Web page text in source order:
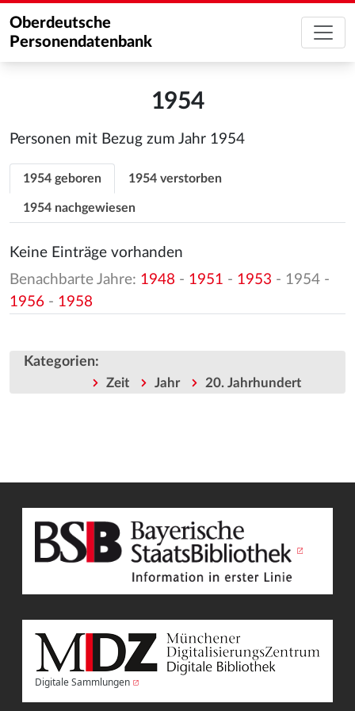
Oberdeutsche
Personendatenbank
1954
Personen mit Bezug zum Jahr 1954
1954 geboren 1954 verstorben
1954 nachgewiesen
Keine Einträge vorhanden
Benachbarte Jahre: 1948 - 1951 - 1953 - 1954 -
1956 - 1958
Kategorien:
Zeit Jahr 20. Jahrhundert
Digitale Sammlungen